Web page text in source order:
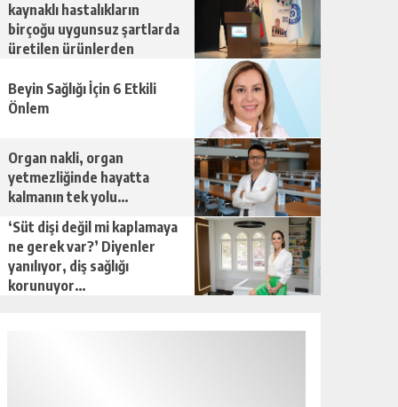
kaynaklı hastalıkların
birçoğu uygunsuz şartlarda
üretilen ürünlerden
Beyin Sağlığı İçin 6 Etkili
Önlem
Organ nakli, organ
yetmezliğinde hayatta
kalmanın tek yolu…
‘Süt dişi değil mi kaplamaya
ne gerek var?’ Diyenler
yanılıyor, diş sağlığı
korunuyor…